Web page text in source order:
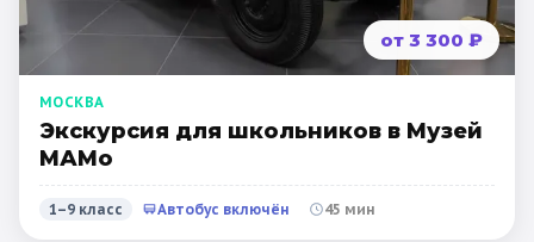
от 3 300 ₽
МОСКВА
Экскурсия для школьников в Музей
МАМо
1–9 класс Автобус включён 45 мин